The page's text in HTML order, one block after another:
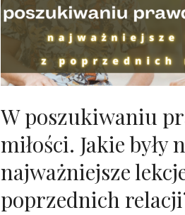
W poszukiwaniu
miłości. Jakie były
najważniejsze
poprzednich